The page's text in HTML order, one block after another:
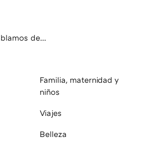
de...
Familia, maternidad y
niños
Viajes
Belleza